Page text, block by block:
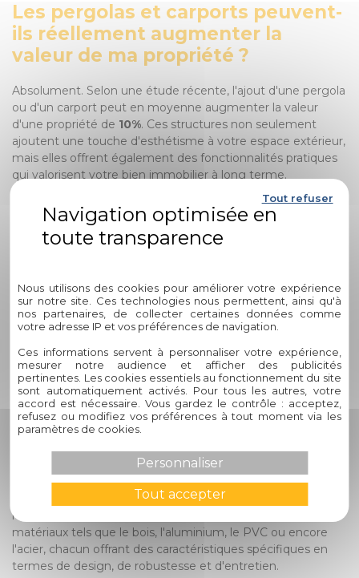
Les pergolas et carports peuvent-
ils réellement augmenter la
valeur de ma propriété ?
Absolument. Selon une étude récente, l'ajout d'une pergola
ou d'un carport peut en moyenne augmenter la valeur
d'une propriété de 10%. Ces structures non seulement
ajoutent une touche d'esthétisme à votre espace extérieur,
mais elles offrent également des fonctionnalités pratiques
qui valorisent votre bien immobilier à long terme.
Comment choisir entre une
pergola et un carport ?
besoins spécifiques. Les pergolas sont idéales pour créer
des espaces extérieurs esthétiques et ombragés, tandis
que les carports offrent une protection pratique pour vos
véhicules contre les intempéries. Nos experts chez Circelli
Habitat peuvent vous guider pour trouver la solution qui
correspond le mieux à vos attentes.
Quels sont les matériaux utilisés
pour les pergolas et carports chez
Circelli Habitat ?
Chez Circelli Habitat, nous privilégions des matériaux de
haute qualité pour assurer la durabilité et l'esthétisme de
nos structures. Nous proposons une sélection variée de
matériaux tels que le bois, l'aluminium, le PVC ou encore
l'acier, chacun offrant des caractéristiques spécifiques en
termes de design, de robustesse et d'entretien.
Nous utilisons des cookies pour améliorer votre expérience
sur notre site. Ces technologies nous permettent, ainsi qu'à
nos partenaires, de collecter certaines données comme
votre adresse IP et vos préférences de navigation.
Ces informations servent à personnaliser votre expérience,
mesurer notre audience et afficher des publicités
pertinentes. Les cookies essentiels au fonctionnement du site
sont automatiquement activés. Pour tous les autres, votre
accord est nécessaire. Vous gardez le contrôle : acceptez,
refusez ou modifiez vos préférences à tout moment via les
paramètres de cookies.
Tout accepter
Tout refuser
Personnaliser